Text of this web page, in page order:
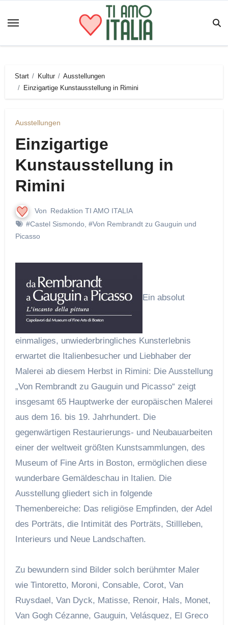
Inhalt
Start Kultur
Ausstellungen
Einzigartige Kunstausstellung in Rimini
Ausstellungen
Einzigartige
Kunstausstellung in
Rimini
Von Redaktion TI AMO ITALIA
#Castel Sismondo, #Von Rembrandt zu Gauguin und
Picasso
Ein absolut
einmaliges, unwiederbringliches Kunsterlebnis
erwartet die Italienbesucher und Liebhaber der
Malerei ab diesem Herbst in Rimini: Die Ausstellung
„Von Rembrandt zu Gauguin und Picasso“ zeigt
insgesamt 65 Hauptwerke der europäischen Malerei
aus dem 16. bis 19. Jahrhundert. Die
gegenwärtigen Restaurierungs- und Neubauarbeiten
einer der weltweit größten Kunstsammlungen, des
Museum of Fine Arts in Boston, ermöglichen diese
wunderbare Gemäldeschau in Italien. Die
Ausstellung gliedert sich in folgende
Themenbereiche: Das religiöse Empfinden, der Adel
des Porträts, die Intimität des Porträts, Stillleben,
Interieurs und Neue Landschaften.
Zu bewundern sind Bilder solch berühmter Maler
wie Tintoretto, Moroni, Consable, Corot, Van
Ruysdael, Van Dyck, Matisse, Renoir, Hals, Monet,
Van Gogh Cézanne, Gauguin, Velásquez, El Greco